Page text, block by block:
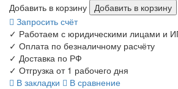
Добавить в корзину
Запросить счёт
✓ Работаем с юридическими лицами и
✓ Оплата по безналичному расчёту
✓ Доставка по РФ
✓ Отгрузка от 1 рабочего дня
В закладки
В сравнение